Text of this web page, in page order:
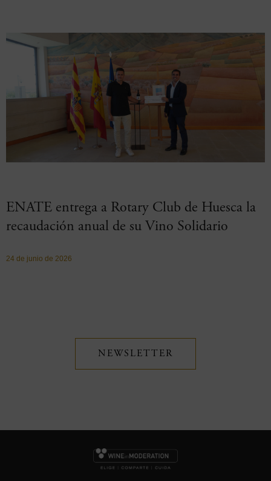
ENATE entrega a Rotary Club de Huesca la
recaudación anual de su Vino Solidario
24 de junio de 2026
NEWSLETTER